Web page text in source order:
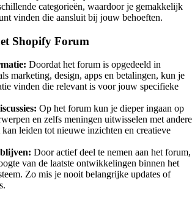
categorieën, waardoor je gemakkelijk
vinden die aansluit bij jouw behoeften.
Shopify Forum
Doordat het forum is opgedeeld in
marketing, design, apps en betalingen, kun je
vinden die relevant is voor jouw specifieke
Op het forum kun je dieper ingaan op
en zelfs meningen uitwisselen met andere
leiden tot nieuwe inzichten en creatieve
Door actief deel te nemen aan het forum,
van de laatste ontwikkelingen binnen het
Zo mis je nooit belangrijke updates of